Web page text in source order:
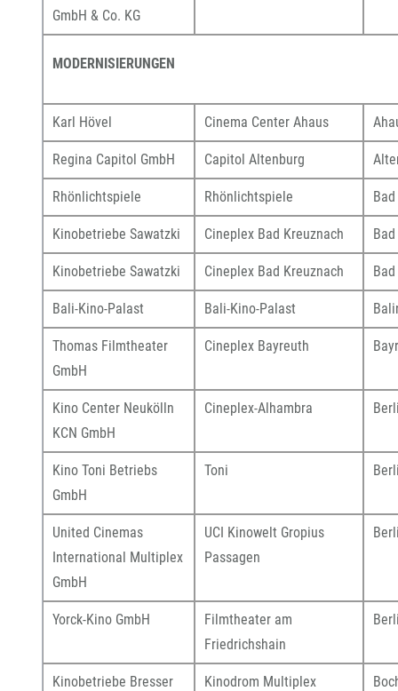
GmbH & Co. KG
MODERNISIERUNGEN
Karl Hövel Cinema Center Ahaus
Regina Capitol GmbH Capitol Altenburg
Rhönlichtspiele Rhönlichtspiele
Kinobetriebe Sawatzki Cineplex Bad Kreuznach
Kinobetriebe Sawatzki Cineplex Bad Kreuznach
Bali-Kino-Palast Bali-Kino-Palast
Thomas Filmtheater
GmbH
Cineplex Bayreuth
Kino Center Neukölln
KCN GmbH
Cineplex-Alhambra
Kino Toni Betriebs
GmbH
Toni
United Cinemas
International Multiplex
GmbH
UCI Kinowelt Gropius
Passagen
Yorck-Kino GmbH
Filmtheater am
Friedrichshain
Kinobetriebe Bresser
Kinodrom Multiplex